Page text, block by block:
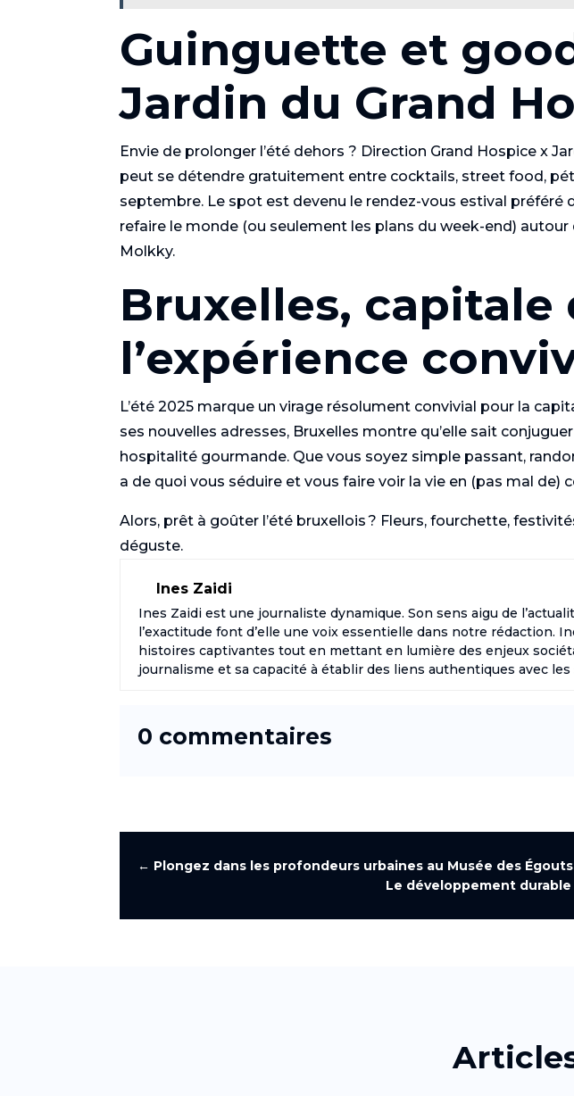
Guinguette et
Jardin du Grand
Envie de prolonger l’été dehors ? Direction Grand Hospice x
peut se détendre gratuitement entre cocktails, street food,
septembre. Le spot est devenu le rendez-vous estival préféré
refaire le monde (ou seulement les plans du week-end) autour
Molkky.
Bruxelles, capitale
l’expérience
L’été 2025 marque un virage résolument convivial pour la
ses nouvelles adresses, Bruxelles montre qu’elle sait
hospitalité gourmande. Que vous soyez simple passant,
a de quoi vous séduire et vous faire voir la vie en (pas mal de)
Alors, prêt à goûter l’été bruxellois ? Fleurs, fourchette,
déguste.
Ines Zaidi
Ines Zaidi est une journaliste dynamique. Son sens aigu de
l’exactitude font d’elle une voix essentielle dans notre rédaction.
histoires captivantes tout en mettant en lumière des enjeux
journalisme et sa capacité à établir des liens authentiques avec
0 commentaires
← Plongez dans les profondeurs urbaines au Musée des
Le développement